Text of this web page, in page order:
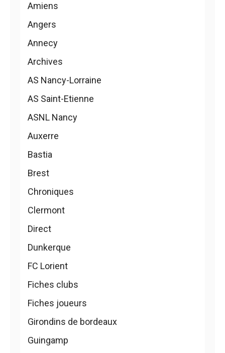
Amiens
Angers
Annecy
Archives
AS Nancy-Lorraine
AS Saint-Etienne
ASNL Nancy
Auxerre
Bastia
Brest
Chroniques
Clermont
Direct
Dunkerque
FC Lorient
Fiches clubs
Fiches joueurs
Girondins de bordeaux
Guingamp